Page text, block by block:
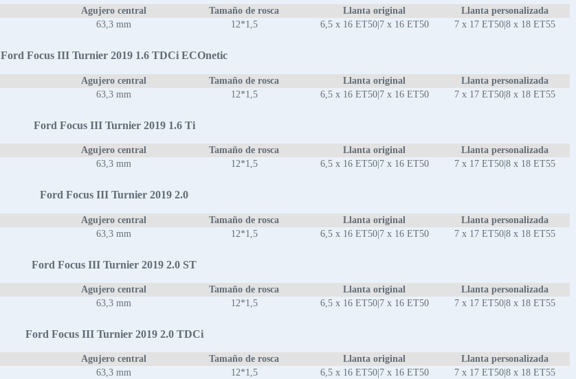
Agujero central Tamaño de rosca Llanta original
Llanta personalizada
63,3 mm 12*1,5 6,5 x 16 ET50|7 x 16 ET50 7 x 17 ET50|8 x 18 ET55
Ford Focus III Turnier 2019 1.6 TDCi ECOnetic
Agujero central Tamaño de rosca Llanta original
Llanta personalizada
63,3 mm 12*1,5 6,5 x 16 ET50|7 x 16 ET50 7 x 17 ET50|8 x 18 ET55
Ford Focus III Turnier 2019 1.6 Ti
Agujero central Tamaño de rosca Llanta original
Llanta personalizada
63,3 mm 12*1,5 6,5 x 16 ET50|7 x 16 ET50 7 x 17 ET50|8 x 18 ET55
Ford Focus III Turnier 2019 2.0
Agujero central Tamaño de rosca Llanta original
Llanta personalizada
63,3 mm 12*1,5 6,5 x 16 ET50|7 x 16 ET50 7 x 17 ET50|8 x 18 ET55
Ford Focus III Turnier 2019 2.0 ST
Agujero central Tamaño de rosca Llanta original
Llanta personalizada
63,3 mm 12*1,5 6,5 x 16 ET50|7 x 16 ET50 7 x 17 ET50|8 x 18 ET55
Ford Focus III Turnier 2019 2.0 TDCi
Agujero central Tamaño de rosca Llanta original
Llanta personalizada
63,3 mm 12*1,5 6,5 x 16 ET50|7 x 16 ET50 7 x 17 ET50|8 x 18 ET55